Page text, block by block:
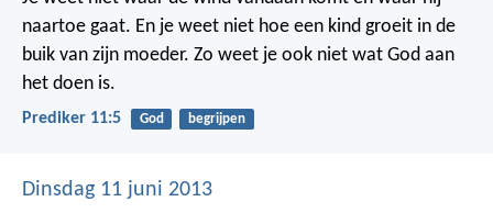
naartoe gaat. En je weet niet hoe een kind groeit in de
buik van zijn moeder. Zo weet je ook niet wat God aan
het doen is.
Prediker 11:5 God begrijpen
Dinsdag 11 juni 2013